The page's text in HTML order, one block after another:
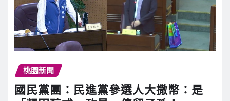
桃園新聞
國民黨團：民進黨參選人大撒幣：是